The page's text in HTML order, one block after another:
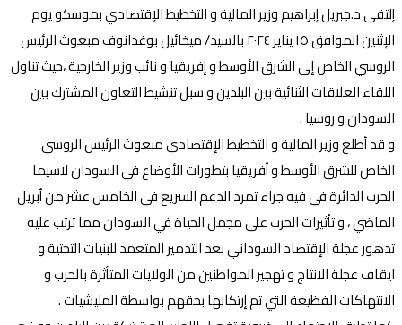
إلتقى د.جبريل إبراهيم وزير المالية و التخطيط الإقتصادي بموسكو يوم
الإثنين الموافق ١٥ يناير ٢٠٢٤ بالسيد/ ميخائيل بوغدانوف مبعوث الرئيس
الروسي الخاص إلى الشرق الأوسط و إفريقيا و نائب وزير الخارجية ،حيث تناول
اللقاء العلاقات الثنائية بين البلدين و سبل تنشيط التعاون المشترك بين
السودان و روسيا .
و قد أطلع وزير المالية و التخطيط الإقتصادي مبعوث الرئيس الروسي
الخاص للشرق الأوسط و أفريقيا بتطورات الأوضاع في السودان لاسيما
الحرب الدائرة في فيه جراء تمرد الدعم السريع في الخامس عشر من أبريل
الماضي ، و تأثيرات الحرب على مجمل الحياة في السودان مما ترتب عليه
تدهور عجلة الإقتصاد السوداني بعد التدمير المتعمد للبنيات التحتية و
ايقاف عجلة الانتاج و تهجير المواطنين من الولايات المتأثرة بالحرب و
الانتهاكات الفظيعة التي تم إرتكابها بحقهم بواسطة المليشيات .